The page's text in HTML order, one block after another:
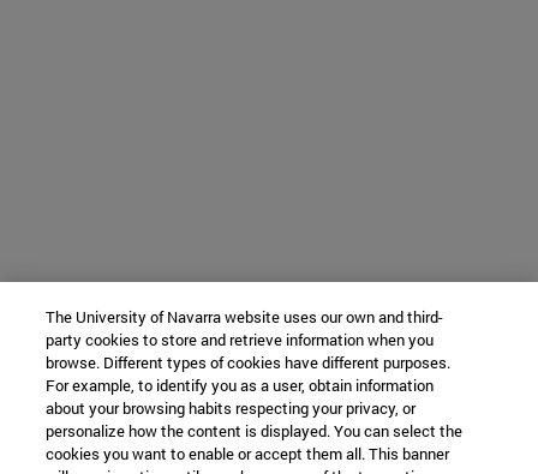
The University of Navarra website uses our own and third-
party cookies to store and retrieve information when you
browse. Different types of cookies have different purposes.
For example, to identify you as a user, obtain information
about your browsing habits respecting your privacy, or
personalize how the content is displayed. You can select the
cookies you want to enable or accept them all. This banner